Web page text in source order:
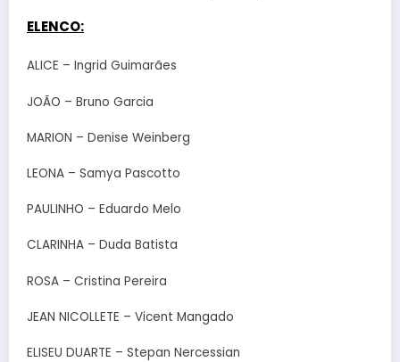
ELENCO:
ALICE – Ingrid Guimarães
JOÃO – Bruno Garcia
MARION – Denise Weinberg
LEONA – Samya Pascotto
PAULINHO – Eduardo Melo
CLARINHA – Duda Batista
ROSA – Cristina Pereira
JEAN NICOLLETE – Vicent Mangado
ELISEU DUARTE – Stepan Nercessian